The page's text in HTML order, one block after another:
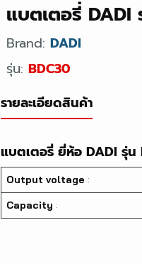
แบตเตอรี่ DADI
Brand: DADI
รุ่น: BDC30
รายละเอียดสินค้า
แบตเตอรี่ ยี่ห้อ DADI รุ่น
Output voltage :
Capacity :